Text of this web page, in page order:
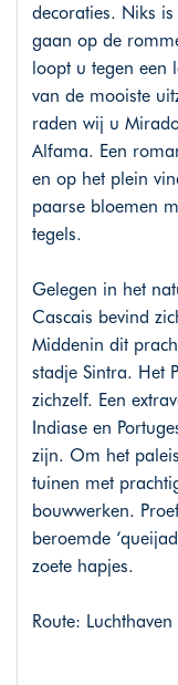
decoraties. Niks
gaan op de
loopt u tegen een
van de mooiste
raden wij u
Alfama. Een
en op het plein
paarse bloemen
tegels.
Gelegen in het
Cascais bevind
Middenin dit
stadje Sintra. Het
zichzelf. Een
Indiase en
zijn. Om het
tuinen met
bouwwerken.
beroemde
zoete hapjes.
Route: